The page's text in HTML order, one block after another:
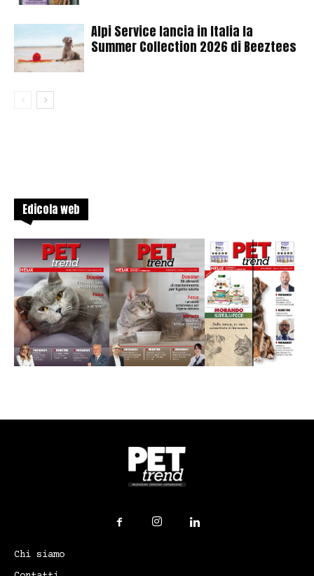
Alpi Service lancia in Italia la
Summer Collection 2026 di Beeztees
Edicola web
Chi siamo